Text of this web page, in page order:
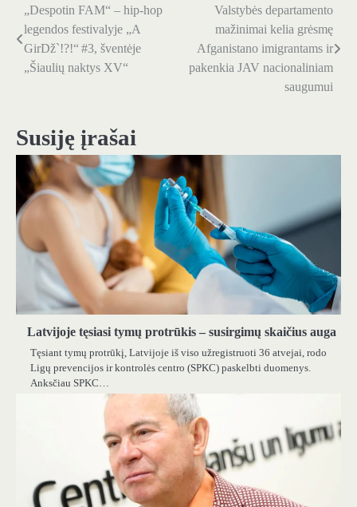
Navigacija
tarp
įrašų
„Despotin FAM“ – hip-hop
legendos festivalyje „A
GirDž`!?!“ #3, šventėje
„Šiaulių naktys XV“
Valstybės departamento
mažinimai kelia grėsmę
Afganistano imigrantams ir
pakenkia JAV nacionaliniam
saugumui
Susiję įrašai
Latvijoje tęsiasi tymų protrūkis – susirgimų skaičius auga
Tęsiant tymų protrūkį, Latvijoje iš viso užregistruoti 36 atvejai, rodo
Ligų prevencijos ir kontrolės centro (SPKC) paskelbti duomenys.
Anksčiau SPKC…